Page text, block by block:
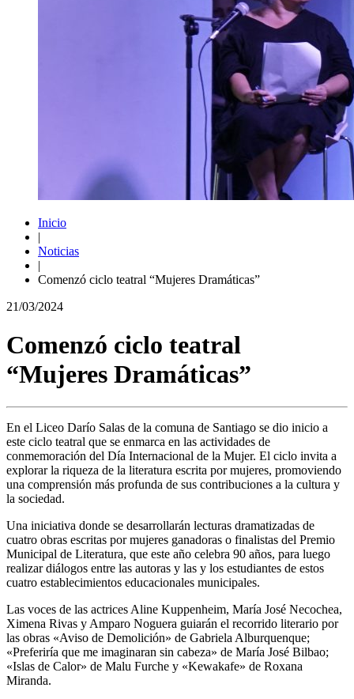
Inicio
|
Noticias
|
Comenzó ciclo teatral “Mujeres Dramáticas”
21/03/2024
Comenzó ciclo teatral
“Mujeres Dramáticas”
En el Liceo Darío Salas de la comuna de Santiago se dio inicio a
este ciclo teatral que se enmarca en las actividades de
conmemoración del Día Internacional de la Mujer. El ciclo invita a
explorar la riqueza de la literatura escrita por mujeres, promoviendo
una comprensión más profunda de sus contribuciones a la cultura y
la sociedad.
Una iniciativa donde se desarrollarán lecturas dramatizadas de
cuatro obras escritas por mujeres ganadoras o finalistas del Premio
Municipal de Literatura, que este año celebra 90 años, para luego
realizar diálogos entre las autoras y las y los estudiantes de estos
cuatro establecimientos educacionales municipales.
Las voces de las actrices Aline Kuppenheim, María José Necochea,
Ximena Rivas y Amparo Noguera guiarán el recorrido literario por
las obras «Aviso de Demolición» de Gabriela Alburquenque;
«Preferiría que me imaginaran sin cabeza» de María José Bilbao;
«Islas de Calor» de Malu Furche y «Kewakafe» de Roxana
Miranda.